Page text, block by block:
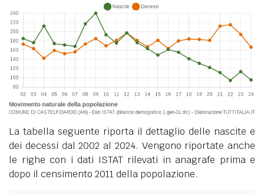
La tabella seguente riporta il dettaglio delle nascite e
dei decessi dal 2002 al 2024. Vengono riportate anche
le righe con i dati ISTAT rilevati in anagrafe prima e
dopo il censimento 2011 della popolazione.